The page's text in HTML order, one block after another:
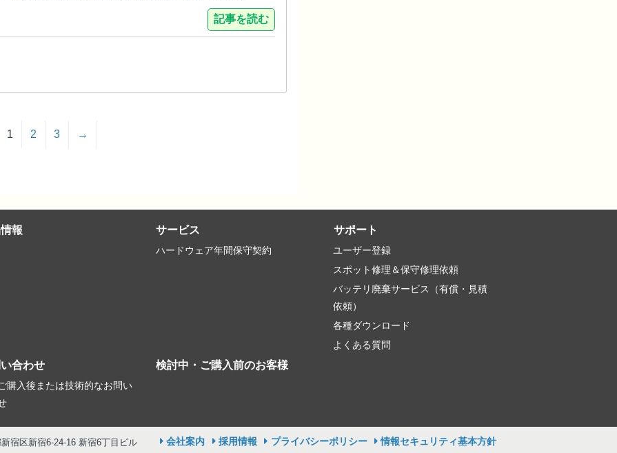
記事を読む
1 2 3 →
報 サービス
ハードウェア年間保守契約
サポート
ユーザー登録
スポット修理＆保守修理依頼
バッテリ廃棄サービス（有償・見積
依頼）
各種ダウンロード
よくある質問
合わせ
購入後または技術的なお問い
検討中・ご購入前のお客様
会社案内 採用情報 プライバシーポリシー 情報セキュリティ基本方針
宿区新宿6-24-16 新宿6丁目ビル